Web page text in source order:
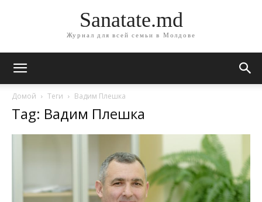
Sanatate.md
Журнал для всей семьи в Молдове
Домой Теги Вадим Плешка
Tag: Вадим Плешка